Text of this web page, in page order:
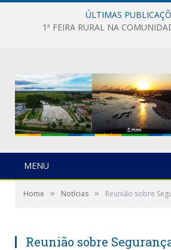
ÚLTIMAS
1ª FEIRA RURAL NA
MENU
Home » Notícias » Reunião sobre
Reunião sobre